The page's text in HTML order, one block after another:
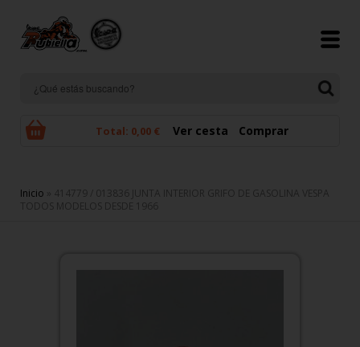
Total: 0,00 € Ver cesta Comprar
Se encuentra usted aquí
Inicio » 414779 / 013836 JUNTA INTERIOR GRIFO DE GASOLINA VESPA
TODOS MODELOS DESDE 1966